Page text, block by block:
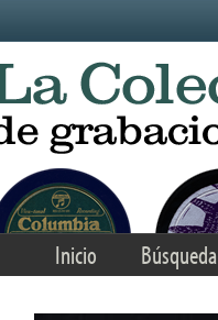
Inicio Búsqueda